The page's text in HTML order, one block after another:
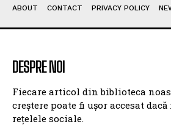
ABOUT CONTACT PRIVACY POLICY
DESPRE NOI
Fiecare articol din biblioteca
creștere poate fi ușor accesat
rețelele sociale.